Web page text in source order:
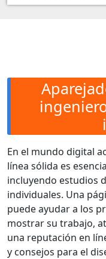
En el mundo digital
línea sólida es
incluyendo estudios
individuales. Una
puede ayudar a los
mostrar su trabajo,
una reputación en
y consejos para el